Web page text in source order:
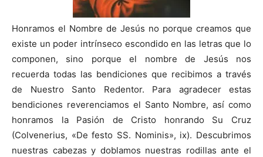
Honramos el Nombre de Jesús no porque creamos que
existe un poder intrínseco escondido en las letras que lo
componen, sino porque el nombre de Jesús nos
recuerda todas las bendiciones que recibimos a través
de Nuestro Santo Redentor. Para agradecer estas
bendiciones reverenciamos el Santo Nombre, así como
honramos la Pasión de Cristo honrando Su Cruz
(Colvenerius, «De festo SS. Nominis», ix). Descubrimos
nuestras cabezas y doblamos nuestras rodillas ante el